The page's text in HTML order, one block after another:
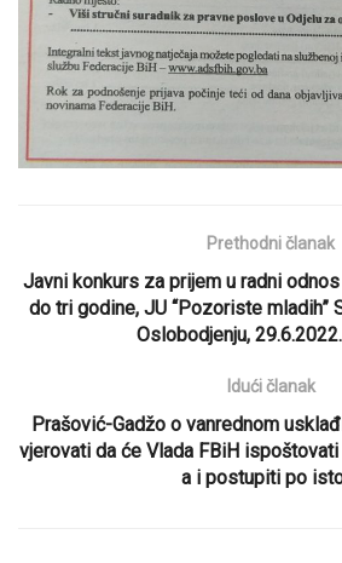
Prethodni članak
Javni konkurs za prijem u radni
do tri godine, JU “Pozoriste mladih”
Oslobodjenju,
Idući članak
Prašović-Gadžo o vanrednom
vjerovati da će Vlada FBiH
a i postupiti po